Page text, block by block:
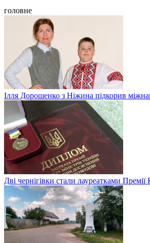
головне
Ілля Дорошенко з Ніжина підкорив
Дві чернігівки стали лауреатками Премії